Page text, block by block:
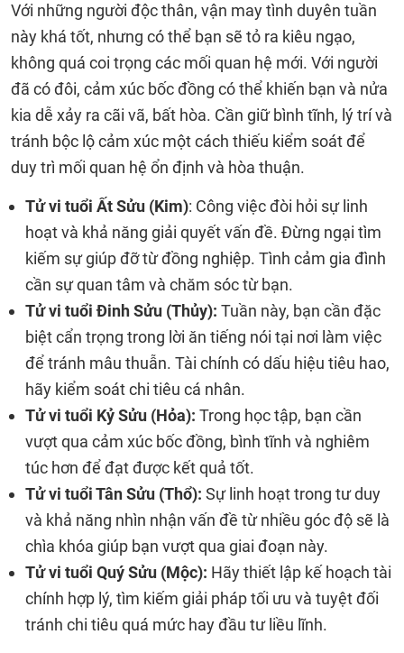
Với những người độc thân, vận may tình duyên tuần
này khá tốt, nhưng có thể bạn sẽ tỏ ra kiêu ngạo,
không quá coi trọng các mối quan hệ mới. Với người
đã có đôi, cảm xúc bốc đồng có thể khiến bạn và nửa
kia dễ xảy ra cãi vã, bất hòa. Cần giữ bình tĩnh, lý trí và
tránh bộc lộ cảm xúc một cách thiếu kiểm soát để
duy trì mối quan hệ ổn định và hòa thuận.
Tử vi tuổi Ất Sửu (Kim): Công việc đòi hỏi sự linh
hoạt và khả năng giải quyết vấn đề. Đừng ngại tìm
kiếm sự giúp đỡ từ đồng nghiệp. Tình cảm gia đình
cần sự quan tâm và chăm sóc từ bạn.
Tử vi tuổi Đinh Sửu (Thủy): Tuần này, bạn cần đặc
biệt cẩn trọng trong lời ăn tiếng nói tại nơi làm việc
để tránh mâu thuẫn. Tài chính có dấu hiệu tiêu hao,
hãy kiểm soát chi tiêu cá nhân.
Tử vi tuổi Kỷ Sửu (Hỏa): Trong học tập, bạn cần
vượt qua cảm xúc bốc đồng, bình tĩnh và nghiêm
túc hơn để đạt được kết quả tốt.
Tử vi tuổi Tân Sửu (Thổ): Sự linh hoạt trong tư duy
và khả năng nhìn nhận vấn đề từ nhiều góc độ sẽ là
chìa khóa giúp bạn vượt qua giai đoạn này.
Tử vi tuổi Quý Sửu (Mộc): Hãy thiết lập kế hoạch tài
chính hợp lý, tìm kiếm giải pháp tối ưu và tuyệt đối
tránh chi tiêu quá mức hay đầu tư liều lĩnh.